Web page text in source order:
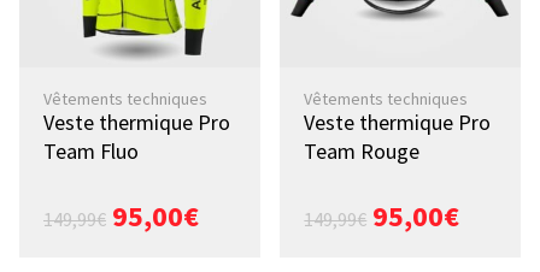
Vêtements techniques
Veste thermique Pro
Team Fluo
149,99€ 95,00€
Vêtements techniques
Veste thermique Pro
Team Rouge
149,99€ 95,00€